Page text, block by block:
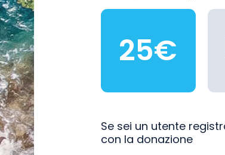
25€
Se sei un utente
con la donazione